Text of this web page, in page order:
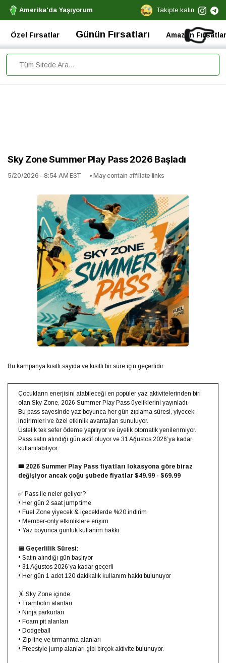
Amerika'da Yaşıyorum Takipte kalın
👉
Özel Fırsatlar Günün Fırsatları Amazon
Sky Zone Summer Play Pass 2026 Başladı
5/20/2026 - 8:54 AM EST • May contain affiliate links
Bu kampanya kısıtlı sayıda ve kısıtlı bir süre için geçerlidir.
Çocukların enerjisini atabileceği en popüler yaz aktivitelerinden biri
olan Sky Zone, 2026 Summer Play Pass üyeliklerini yayınladı.
Bu pass sayesinde yaz boyunca her gün zıplama süresi, yiyecek
indirimleri ve özel etkinlik avantajları sunuluyor.
Üstelik tek sefer ödeme yapılıyor ve üyelik otomatik yenilenmiyor.
Pass satın alındığı gün aktif oluyor ve 31 Ağustos 2026’ya kadar
kullanılabiliyor.
🎟️ 2026 Summer Play Pass fiyatları lokasyona göre biraz
değişiyor ancak çoğu şubede fiyatlar $49.99 - $69.99
✅ Pass ile neler geliyor?
• Her gün 2 saat jump time
• Fuel Zone yiyecek & içeceklerde %20 indirim
• Member-only etkinliklere erişim
• Yaz boyunca günlük kullanım hakkı
📅 Geçerlilik Süresi:
• Satın alındığı gün başlıyor
• 31 Ağustos 2026’ya kadar geçerli
• Her gün 1 adet 120 dakikalık kullanım hakkı bulunuyor
🤸 Sky Zone içinde:
• Trambolin alanları
• Ninja parkurları
• Foam pit alanları
• Dodgeball
• Zip line ve tırmanma alanları
• Freestyle jump alanları gibi birçok aktivite bulunuyor.